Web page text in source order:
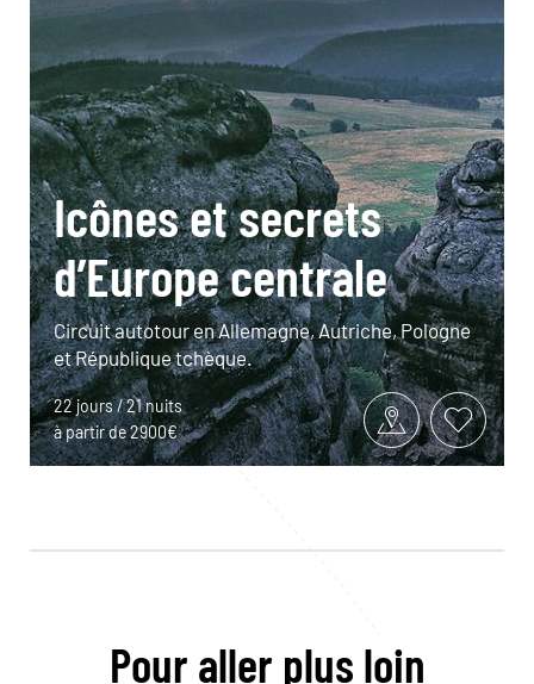
Icônes et secrets
d’Europe centrale
Circuit autotour en Allemagne, Autriche, Pologne
et République tchèque.
22 jours / 21 nuits
à partir de 2900€
Pour aller plus loin